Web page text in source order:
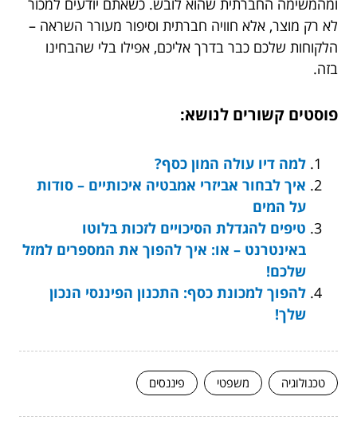
ומהמשימה החברתית שהוא לובש. כשאתם יודעים למכור
לא רק מוצר, אלא חוויה חברתית וסיפור מעורר השראה –
הלקוחות שלכם כבר בדרך אליכם, אפילו בלי שהבחינו
בזה.
פוסטים קשורים לנושא:
למה דיו עולה המון כסף?
איך לבחור אביזרי אמבטיה איכותיים – סודות
על המים
טיפים להגדלת הסיכויים לזכות בלוטו
באינטרנט – או: איך להפוך את המספרים למזל
שלכם!
להפוך למכונת כסף: התכנון הפיננסי הנכון
שלך!
טכנולוגיה משפטי פיננסים